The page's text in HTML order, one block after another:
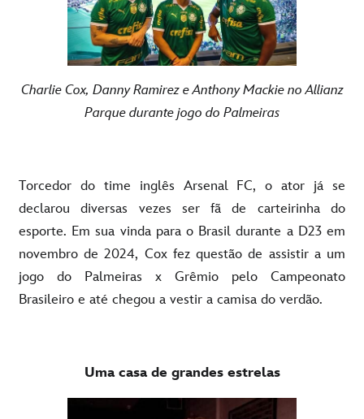
Charlie Cox, Danny Ramirez e Anthony Mackie no Allianz
Parque durante jogo do Palmeiras
Torcedor do time inglês Arsenal FC, o ator já se
declarou diversas vezes ser fã de carteirinha do
esporte. Em sua vinda para o Brasil durante a D23 em
novembro de 2024, Cox fez questão de assistir a um
jogo do Palmeiras x Grêmio pelo Campeonato
Brasileiro e até chegou a vestir a camisa do verdão.
Uma casa de grandes estrelas